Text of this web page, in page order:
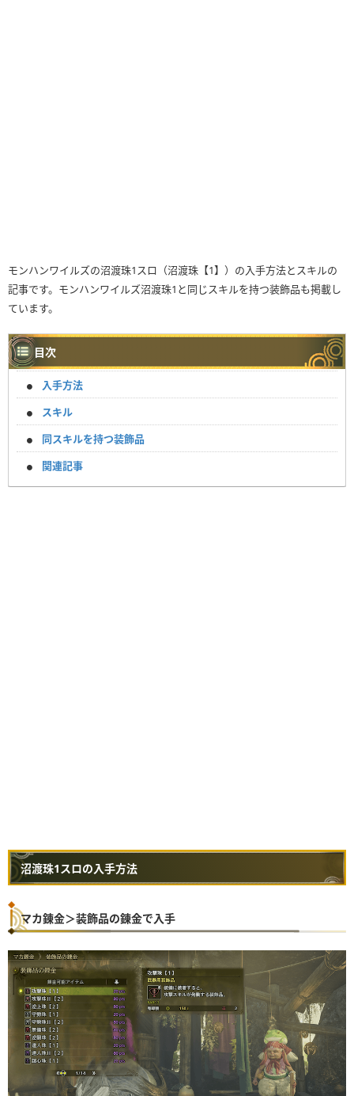
モンハンワイルズの沼渡珠1スロ（沼渡珠【1】）の入手方法とスキルの
記事です。モンハンワイルズ沼渡珠1と同じスキルを持つ装飾品も掲載し
ています。
目次
入手方法
スキル
同スキルを持つ装飾品
関連記事
沼渡珠1スロの入手方法
マカ錬金＞装飾品の錬金で入手